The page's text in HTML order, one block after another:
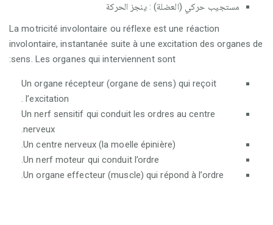
مستجيب حركي (العضلة) : ينجز الحركة
La motricité involontaire ou réflexe est une réaction
involontaire, instantanée suite à une excitation des organes de
sens. Les organes qui interviennent sont:
Un organe récepteur (organe de sens) qui reçoit
l’excitation .
Un nerf sensitif qui conduit les ordres au centre
nerveux.
Un centre nerveux (la moelle épinière).
Un nerf moteur qui conduit l’ordre.
Un organe effecteur (muscle) qui répond à l’ordre.